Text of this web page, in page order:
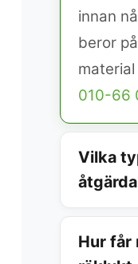
innan
beror
010-66
Vilka
Hur får